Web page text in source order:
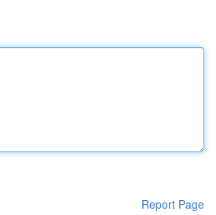
Report Page